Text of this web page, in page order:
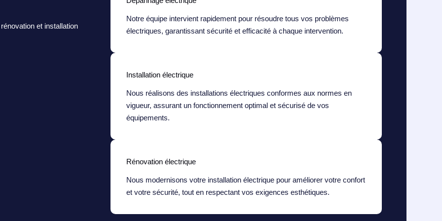
et installation
Notre équipe intervient rapidement pour résoudre tous vos problèmes
électriques, garantissant sécurité et efficacité à chaque intervention.
Installation électrique
Nous réalisons des installations électriques conformes aux normes en
vigueur, assurant un fonctionnement optimal et sécurisé de vos
équipements.
Rénovation électrique
Nous modernisons votre installation électrique pour améliorer votre confort
et votre sécurité, tout en respectant vos exigences esthétiques.